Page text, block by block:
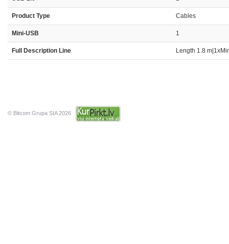
Product Type Cables
Mini-USB 1
Full Description Line Length 1.8
© Bitcom Grupa SIA 2026